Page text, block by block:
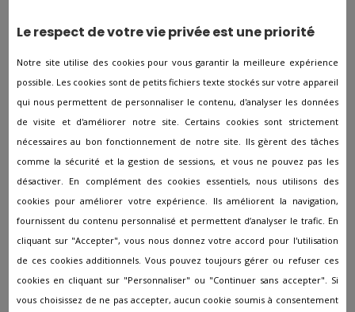
Pompes funèbres à Hasnon
Pompes funèbres à Haubourdin
Pompes funèbres à HAULCHIN
Pompes funèbres à Haussy
Pompes funèbres à Hautmont
Pompes funèbres à Hazebrouck
Pompes funèbres à Hem
Pompes funèbres à Hergnies
Pompes funèbres à Herlies
Le respect de votre vie privée est une priorité
Notre site utilise des cookies pour vous garantir la meilleure expérience
possible. Les cookies sont de petits fichiers texte stockés sur votre appareil
qui nous permettent de personnaliser le contenu, d'analyser les données
de visite et d'améliorer notre site. Certains cookies sont strictement
nécessaires au bon fonctionnement de notre site. Ils gèrent des tâches
comme la sécurité et la gestion de sessions, et vous ne pouvez pas les
désactiver. En complément des cookies essentiels, nous utilisons des
cookies pour améliorer votre expérience. Ils améliorent la navigation,
fournissent du contenu personnalisé et permettent d’analyser le trafic. En
cliquant sur "Accepter", vous nous donnez votre accord pour l'utilisation
de ces cookies additionnels. Vous pouvez toujours gérer ou refuser ces
cookies en cliquant sur "Personnaliser" ou "Continuer sans accepter". Si
vous choisissez de ne pas accepter, aucun cookie soumis à consentement